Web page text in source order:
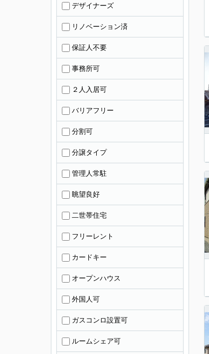
デザイナーズ
リノベーション済
保証人不要
事務所可
２人入居可
バリアフリー
分割可
分譲タイプ
管理人常駐
眺望良好
二世帯住宅
フリーレント
カードキー
オープンハウス
外国人可
ガスコンロ設置可
ルームシェア可